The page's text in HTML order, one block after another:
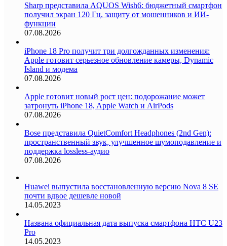
Sharp представила AQUOS Wish6: бюджетный смартфон
получил экран 120 Гц, защиту от мошенников и ИИ-
функции
07.08.2026
iPhone 18 Pro получит три долгожданных изменения:
Apple готовит серьезное обновление камеры, Dynamic
Island и модема
07.08.2026
Apple готовит новый рост цен: подорожание может
затронуть iPhone 18, Apple Watch и AirPods
07.08.2026
Bose представила QuietComfort Headphones (2nd Gen):
пространственный звук, улучшенное шумоподавление и
поддержка lossless-аудио
07.08.2026
Huawei выпустила восстановленную версию Nova 8 SE
почти вдвое дешевле новой
14.05.2023
Названа официальная дата выпуска смартфона HTC U23
Pro
14.05.2023